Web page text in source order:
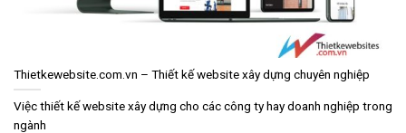
Thietkewebsite.com.vn – Thiết kế website xây dựng chuyên nghiệp
Việc thiết kế website xây dựng cho các công ty hay doanh nghiệp trong
ngành